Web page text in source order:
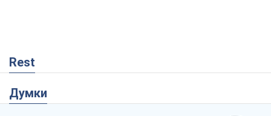
Rest
Думки